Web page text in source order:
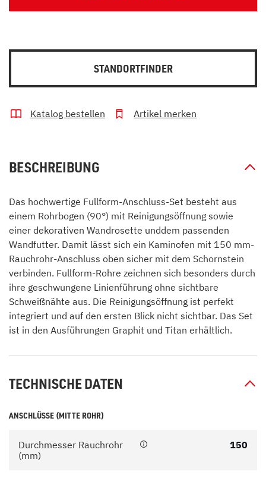
STANDORTFINDER
Katalog bestellen Artikel merken
BESCHREIBUNG
Das hochwertige Fullform-Anschluss-Set besteht aus
einem Rohrbogen (90°) mit Reinigungsöffnung sowie
einer dekorativen Wandrosette unddem passenden
Wandfutter. Damit lässt sich ein Kaminofen mit 150 mm-
Rauchrohr-Anschluss oben sicher mit dem Schornstein
verbinden. Fullform-Rohre zeichnen sich besonders durch
ihre geschwungene Linienführung ohne sichtbare
Schweißnähte aus. Die Reinigungsöffnung ist perfekt
integriert und auf den ersten Blick nicht sichtbar. Das Set
ist in den Ausführungen Graphit und Titan erhältlich.
TECHNISCHE DATEN
ANSCHLÜSSE (MITTE ROHR)
Durchmesser Rauchrohr
(mm)
150